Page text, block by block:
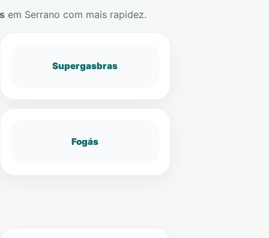
em Serrano com mais rapidez.
Supergasbras
Fogás